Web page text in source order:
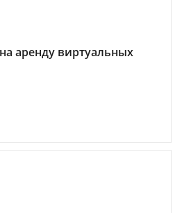
аренду виртуальных